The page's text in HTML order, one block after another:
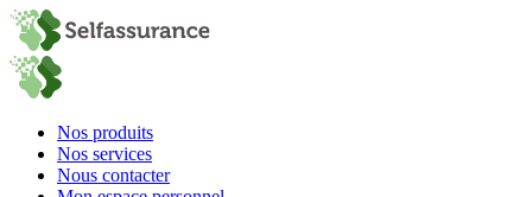
Nos produits
Nos services
Nous contacter